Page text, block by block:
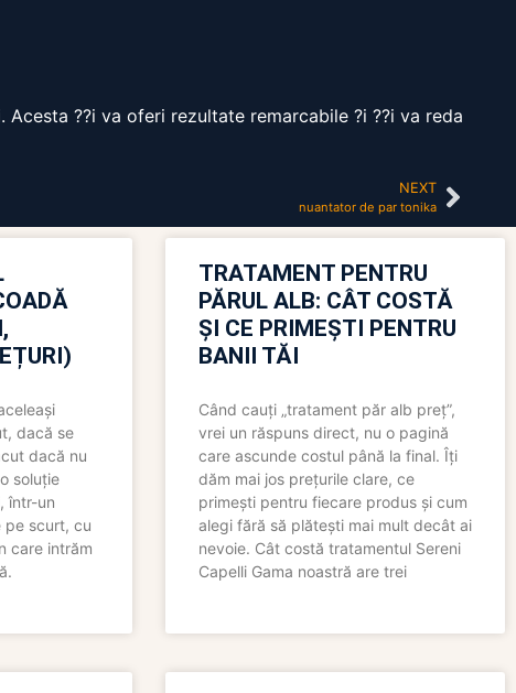
??i va oferi rezultate remarcabile ?i ??i va reda
NEXT
nuantator de par tonika
dacă se
dacă nu
soluție
într-un
pe scurt, cu
care intrăm
TRATAMENT PENTRU
PĂRUL ALB: CÂT COSTĂ
ȘI CE PRIMEȘTI PENTRU
BANII TĂI
Când cauți „tratament păr alb preț”,
vrei un răspuns direct, nu o pagină
care ascunde costul până la final. Îți
dăm mai jos prețurile clare, ce
primești pentru fiecare produs și cum
alegi fără să plătești mai mult decât ai
nevoie. Cât costă tratamentul Sereni
Capelli Gama noastră are trei